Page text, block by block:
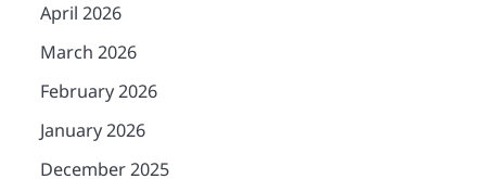
April 2026
March 2026
February 2026
January 2026
December 2025